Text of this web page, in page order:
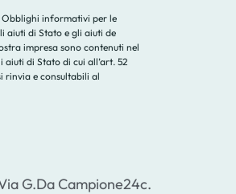
Obblighi informativi per le
aiuti di Stato e gli aiuti de
impresa sono contenuti nel
aiuti di Stato di cui all’art. 52
rinvia e consultabili al
G.Da Campione24c.